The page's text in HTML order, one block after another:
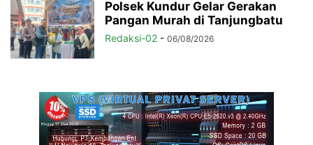
Polsek Kundur Gelar Gerakan
Pangan Murah di Tanjungbatu
Redaksi-02 - 06/08/2026